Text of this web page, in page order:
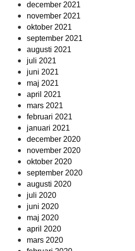
december 2021
november 2021
oktober 2021
september 2021
augusti 2021
juli 2021
juni 2021
maj 2021
april 2021
mars 2021
februari 2021
januari 2021
december 2020
november 2020
oktober 2020
september 2020
augusti 2020
juli 2020
juni 2020
maj 2020
april 2020
mars 2020